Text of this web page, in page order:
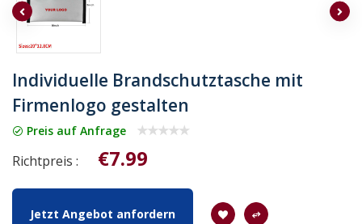
Individuelle Brandschutztasche mit
Firmenlogo gestalten
Preis auf Anfrage
Richtpreis : €7.99
Jetzt Angebot anfordern